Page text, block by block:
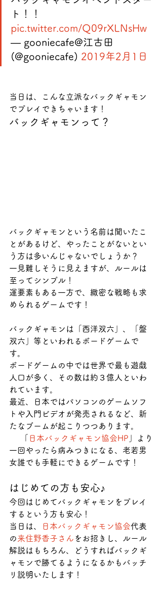
ト！！
pic.twitter.com/Q09rXLNsHw
— gooniecafe@江古田
(@gooniecafe) 2019年2月1日
当日は、こんな立派なバックギャモン
でプレイできちゃいます！
バックギャモンって？
バックギャモンという名前は聞いたこ
とがあるけど、やったことがないとい
う方は多いんじゃないでしょうか？
一見難しそうに見えますが、ルールは
至ってシンプル！
運要素もある一方で、緻密な戦略も求
められるゲームです！
バックギャモンは「西洋双六」、「盤
双六」等といわれるボードゲームで
す。
ボードゲームの中では世界で最も遊戯
人口が多く、その数は約３億人といわ
れています。
最近、日本ではパソコンのゲームソフ
トや入門ビデオが発売されるなど、新
たなブームが起こりつつあります。
日本バックギャモン協会HP 」より
一回やったら病みつきになる、老若男
女誰でも手軽にできるゲームです！
はじめての方も安心♪
今回はじめてバックギャモンをプレイ
するという方も安心！
当日は、
日本バックギャモン協会代表
の来住野香子さん をお招きし、ルール
解説はもちろん、どうすればバックギ
ャモンで勝てるようになるかもバッチ
リ説明いたします！